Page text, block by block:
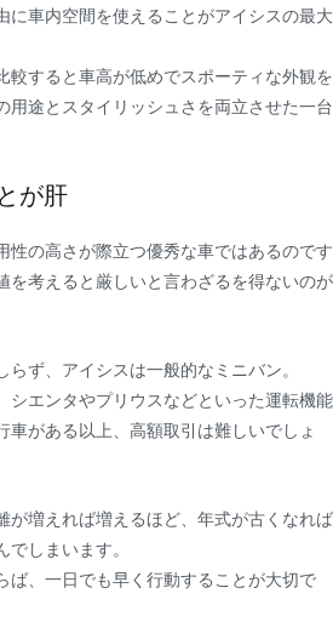
に車内空間を使えることがアイシスの最大
較すると車高が低めでスポーティな外観を
用途とスタイリッシュさを両立させた一台
が肝
性の高さが際立つ優秀な車ではあるのです
を考えると厳しいと言わざるを得ないのが
ず、アイシスは一般的なミニバン。
シエンタやプリウスなどといった運転機能
車がある以上、高額取引は難しいでしょ
が増えれば増えるほど、年式が古くなれば
しまいます。
ば、一日でも早く行動することが大切で